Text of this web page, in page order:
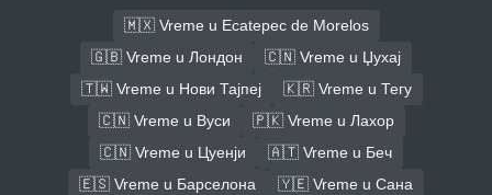
🇲🇽 Vreme u Ecatepec de Morelos
🇬🇧 Vreme u Лондон
🇨🇳 Vreme u Џухај
🇹🇼 Vreme u Нови Тајпеј
🇰🇷 Vreme u Тегу
🇨🇳 Vreme u Вуси
🇵🇰 Vreme u Лахор
🇨🇳 Vreme u Цуенји
🇦🇹 Vreme u Беч
🇪🇸 Vreme u Барселона
🇾🇪 Vreme u Сана